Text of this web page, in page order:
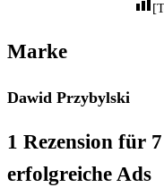
Marke
Dawid Przybylski
1 Rezension für
erfolgreiche Ads